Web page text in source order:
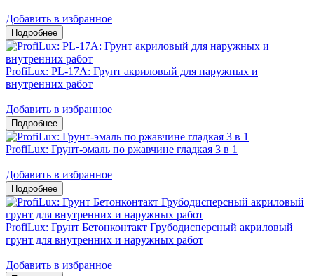
Добавить в избранное
ProfiLux: PL-17A: Грунт акриловый для наружных и
внутренних работ
Добавить в избранное
ProfiLux: Грунт-эмаль по ржавчине гладкая 3 в 1
Добавить в избранное
ProfiLux: Грунт Бетонконтакт Грубодисперсный акриловый
грунт для внутренних и наружных работ
Добавить в избранное